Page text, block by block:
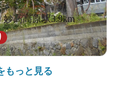
高高原駅3.9km
もっと見る